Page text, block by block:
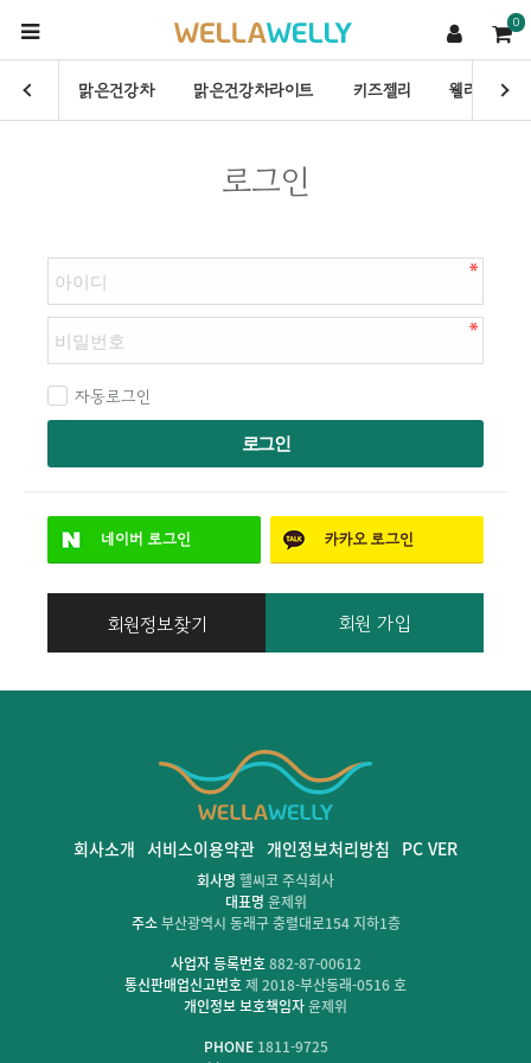
0
맑은건강차 맑은건강차라이트 키즈젤리 웰라웰리
로그인
자동로그인
로그인
네이버 로그인 카카오로그인
회원정보찾기 회원 가입
회사소개 서비스이용약관 개인정보처리방침 PC VER
회사명 헬씨코 주식회사
대표명 윤제위
주소부산광역시 동래구 충렬대로154 지하1층
사업자 등록번호882-87-00612
통신판매업신고번호제 2018-부산동래-0516 호
개인정보 보호책임자윤제위
PHONE1811-9725